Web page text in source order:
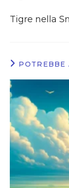
Tigre nella
POTREBBE